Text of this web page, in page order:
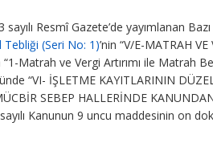
Resmî Gazete’de yayımlanan Bazı
Tebliği (Seri No: 1)’nin “V/E-MATRAH
“1-Matrah ve Vergi Artırımı ile Matrah
“VI- İŞLETME KAYITLARININ
SEBEP HALLERİNDE
Kanunun 9 uncu maddesinin on